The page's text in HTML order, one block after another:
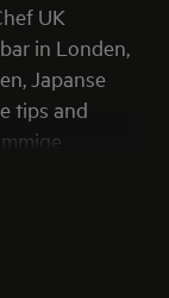
UK
in Londen,
Japanse
tips and
versie